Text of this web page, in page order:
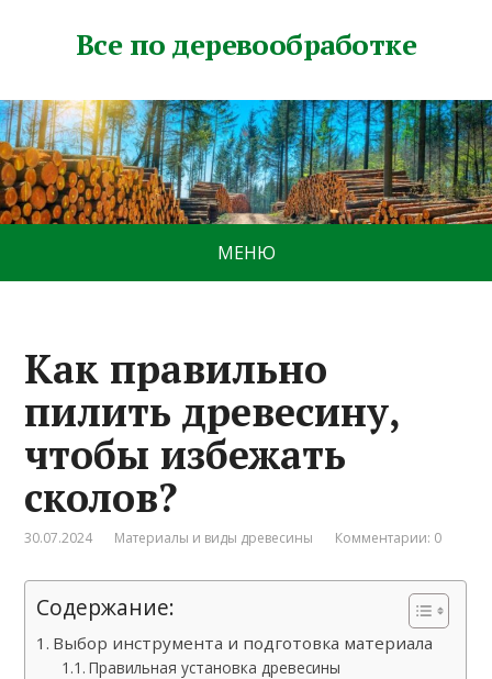
Все по деревообработке
МЕНЮ
Как правильно
пилить древесину,
чтобы избежать
сколов?
30.07.2024 Материалы и виды древесины Комментарии: 0
Содержание:
Выбор инструмента и подготовка материала
Правильная установка древесины